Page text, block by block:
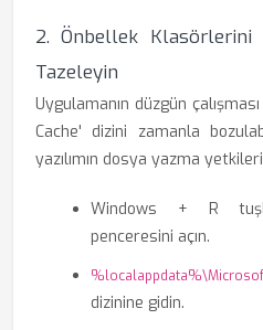
2. Önbellek Klasörlerini
Tazeleyin
Uygulamanın düzgün
Cache' dizini zamanla
yazılımın dosya yazma
Windows + R
penceresini açın.
dizinine gidin.